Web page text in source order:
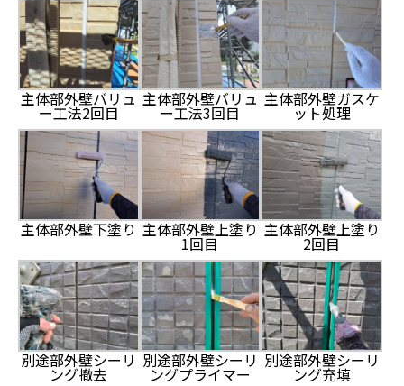
主体部外壁バリュ
ー工法2回目
主体部外壁バリュ
ー工法3回目
主体部外壁ガスケ
ット処理
主体部外壁下塗り 主体部外壁上塗り
1回目
主体部外壁上塗り
2回目
別途部外壁シーリ
ング撤去
別途部外壁シーリ
ングプライマー
別途部外壁シーリ
ング充填